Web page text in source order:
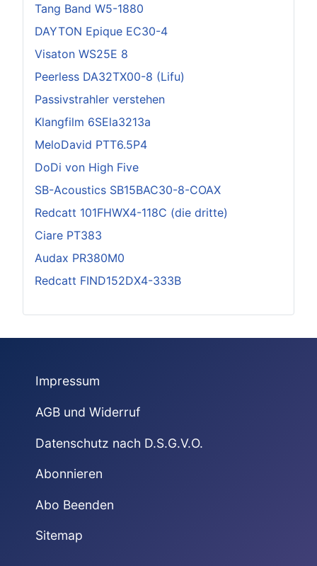
Tang Band W5-1880
DAYTON Epique EC30-4
Visaton WS25E 8
Peerless DA32TX00-8 (Lifu)
Passivstrahler verstehen
Klangfilm 6SEla3213a
MeloDavid PTT6.5P4
DoDi von High Five
SB-Acoustics SB15BAC30-8-COAX
Redcatt 101FHWX4-118C (die dritte)
Ciare PT383
Audax PR380M0
Redcatt FIND152DX4-333B
Impressum
AGB und Widerruf
Datenschutz nach D.S.G.V.O.
Abonnieren
Abo Beenden
Sitemap